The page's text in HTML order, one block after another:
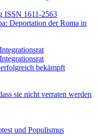
ISSN 1611-2563
Deportation der Roma in
bekämpft
sie nicht verraten werden
und Populismus